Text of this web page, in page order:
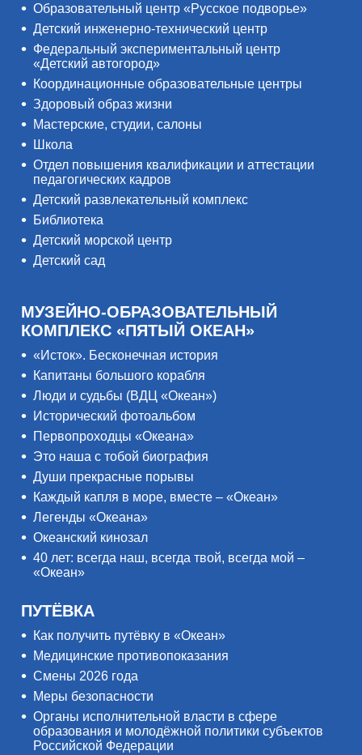
Образовательный центр «Русское подворье»
Детский инженерно-технический центр
Федеральный экспериментальный центр
«Детский автогород»
Координационные образовательные центры
Здоровый образ жизни
Мастерские, студии, салоны
Школа
Отдел повышения квалификации и аттестации
педагогических кадров
Детский развлекательный комплекс
Библиотека
Детский морской центр
Детский сад
МУЗЕЙНО-ОБРАЗОВАТЕЛЬНЫЙ
КОМПЛЕКС «ПЯТЫЙ ОКЕАН»
«Исток». Бесконечная история
Капитаны большого корабля
Люди и судьбы (ВДЦ «Океан»)
Исторический фотоальбом
Первопроходцы «Океана»
Это наша с тобой биография
Души прекрасные порывы
Каждый капля в море, вместе – «Океан»
Легенды «Океана»
Океанский кинозал
40 лет: всегда наш, всегда твой, всегда мой –
«Океан»
ПУТЁВКА
Как получить путёвку в «Океан»
Медицинские противопоказания
Смены 2026 года
Меры безопасности
Органы исполнительной власти в сфере
образования и молодёжной политики субъектов
Российской Федерации